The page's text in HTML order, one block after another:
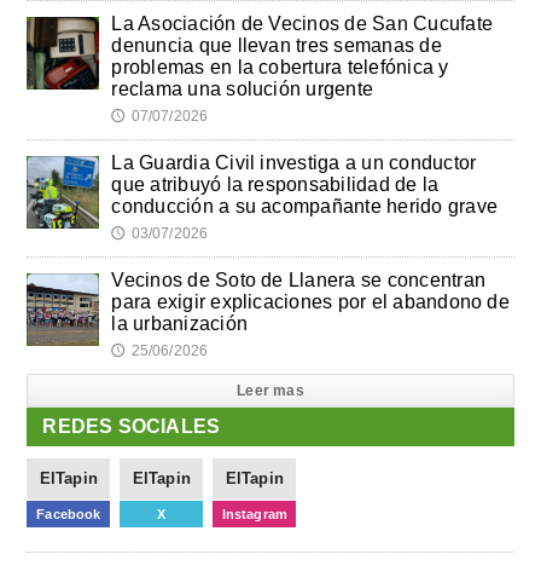
La Asociación de Vecinos de San Cucufate
denuncia que llevan tres semanas de
problemas en la cobertura telefónica y
reclama una solución urgente
🕔 07/07/2026
La Guardia Civil investiga a un conductor
que atribuyó la responsabilidad de la
conducción a su acompañante herido grave
🕔 03/07/2026
Vecinos de Soto de Llanera se concentran
para exigir explicaciones por el abandono de
la urbanización
🕔 25/06/2026
Leer mas
REDES SOCIALES
ElTapin
Facebook
ElTapin
X
ElTapin
Instagram